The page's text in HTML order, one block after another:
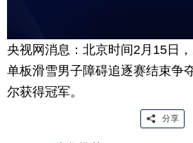
央视网消息：北京时间2月15日
单板滑雪男子障碍追逐赛结束争
尔获得冠军。
分享